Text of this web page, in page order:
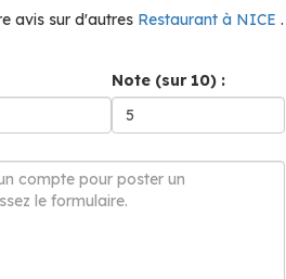
avis sur d'autres Restaurant à NICE .
Note (sur 10) :